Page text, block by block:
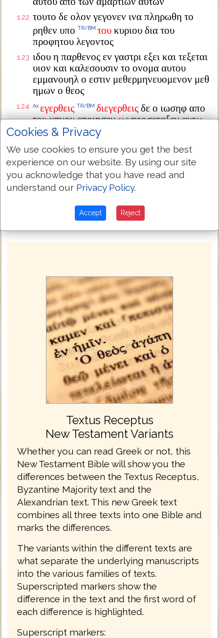
1:22 τουτο δε ολον γεγονεν ινα πληρωθη το
ρηθεν υπο TR/BM του κυριου δια του
προφητου λεγοντος
1:23 ιδου η παρθενος εν γαστρι εξει και τεξεται
υιον και καλεσουσιν το ονομα αυτου
εμμανουηλ ο εστιν μεθερμηνευομενον μεθ
ημων ο θεος
1:24 Ax εγερθεις TR/BM διεγερθεις δε ο ιωσηφ απο
του υπνου εποιησεν ως προσεταξεν αυτω
ο αγγελος κυριου και παρελαβεν την
και ουκ εγινωσκεν αυτην εως ου ετεκεν
τονυιον αυτης τον
πρωτοτοκον και εκαλεσεν το ονομα αυτου
ιησουν
Next Chapter »
Textus Receptus
New Testament Variants
Whether you can read Greek or not, this
New Testament Bible will show you the
differences between the Textus Receptus,
Byzantine Majority text and the
Alexandrian text. This new Greek text
combines all three texts into one Bible and
marks the differences.
The variants within the different texts are
what separate the underlying manuscripts
into the various families of texts.
Superscripted markers show the
difference in the text and the first word of
each difference is highlighted.
Superscript markers:
Cookies & Privacy
We use cookies to ensure you get the best
experience on our website. By using our site
you acknowledge that you have read and
understand our Privacy Policy.
Accept Reject